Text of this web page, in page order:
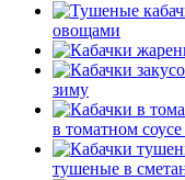
овощами
зиму
в томатном
тушеные в